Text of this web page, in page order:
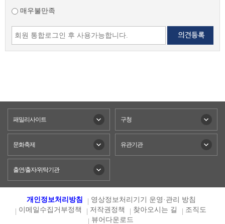
매우불만족
패밀리사이트 구청
문화축제 유관기관
출연/출자/위탁기관
개인정보처리방침
영상정보처리기기 운영·관리 방침
이메일수집거부정책
저작권정책 찾아오시는 길
조직도
뷰어다운로드